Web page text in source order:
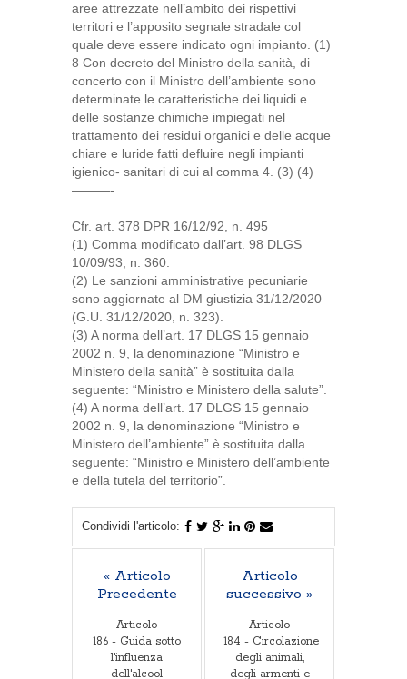
aree attrezzate nell’ambito dei rispettivi
territori e l’apposito segnale stradale col
quale deve essere indicato ogni impianto. (1)
8 Con decreto del Ministro della sanità, di
concerto con il Ministro dell’ambiente sono
determinate le caratteristiche dei liquidi e
delle sostanze chimiche impiegati nel
trattamento dei residui organici e delle acque
chiare e luride fatti defluire negli impianti
igienico- sanitari di cui al comma 4. (3) (4)
———-
Cfr. art. 378 DPR 16/12/92, n. 495
(1) Comma modificato dall’art. 98 DLGS
10/09/93, n. 360.
(2) Le sanzioni amministrative pecuniarie
sono aggiornate al DM giustizia 31/12/2020
(G.U. 31/12/2020, n. 323).
(3) A norma dell’art. 17 DLGS 15 gennaio
2002 n. 9, la denominazione “Ministro e
Ministero della sanità” è sostituita dalla
seguente: “Ministro e Ministero della salute”.
(4) A norma dell’art. 17 DLGS 15 gennaio
2002 n. 9, la denominazione “Ministro e
Ministero dell’ambiente” è sostituita dalla
seguente: “Ministro e Ministero dell’ambiente
e della tutela del territorio”.
Condividi l'articolo:
« Articolo
Precedente
Articolo
186 - Guida sotto
l'influenza
dell'alcool
Articolo
successivo »
Articolo
184 - Circolazione
degli animali,
degli armenti e